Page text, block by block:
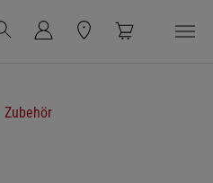
Zubehör